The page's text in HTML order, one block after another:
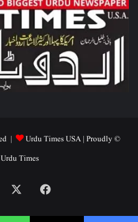
© Copyright 2026, All Rights Reserved |
Urdu Times USA| Proudly
Urdu Times
Facebook